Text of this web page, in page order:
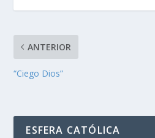
ANTERIOR
“Ciego Dios”
ESFERA CATÓLICA